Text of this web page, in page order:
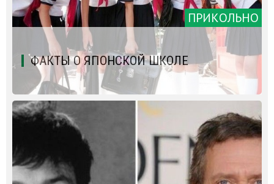
ПРИКОЛЬНО
ФАКТЫ О ЯПОНСКОЙ ШКОЛЕ